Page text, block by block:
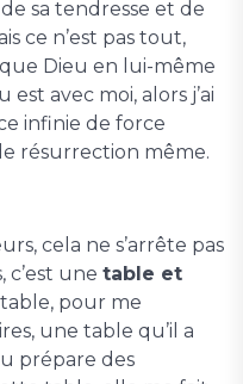
sa tendresse et de
ce n’est pas tout,
Dieu en lui-même
est avec moi, alors j’ai
infinie de force
résurrection même.
cela ne s’arrête pas
c’est une table et
table, pour me
une table qu’il a
prépare des